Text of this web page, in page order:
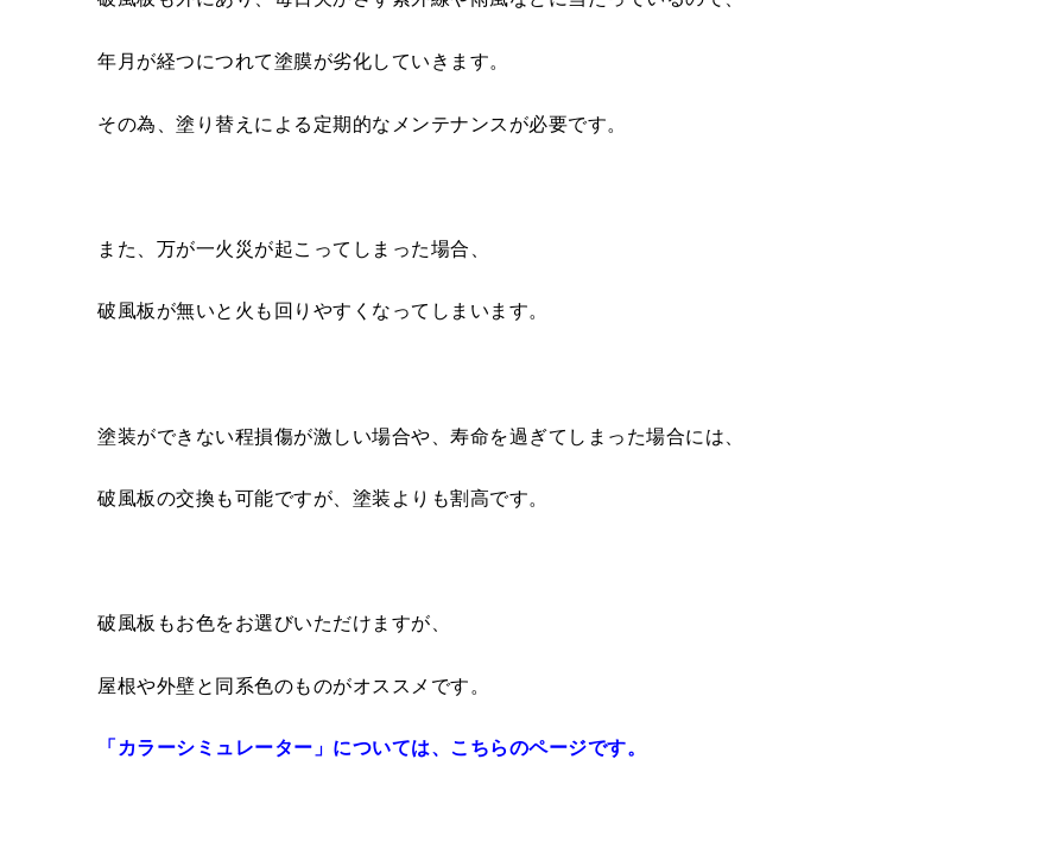
年月が経つにつれて塗膜が劣化していきます。
その為、塗り替えによる定期的なメンテナンスが必要です。
また、万が一火災が起こってしまった場合、
破風板が無いと火も回りやすくなってしまいます。
塗装ができない程損傷が激しい場合や、寿命を過ぎてしまった場合には、
破風板の交換も可能ですが、塗装よりも割高です。
破風板もお色をお選びいただけますが、
屋根や外壁と同系色のものがオススメです。
「カラーシミュレーター」については、こちらのページです。